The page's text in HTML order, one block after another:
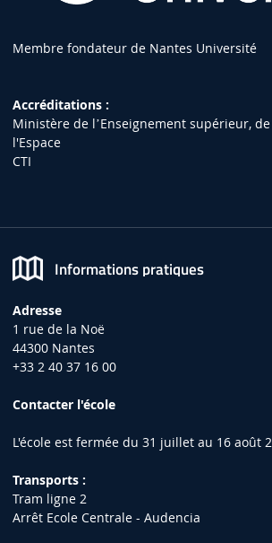
Membre fondateur de Nantes Université
Accréditations :
Ministère de lʼEnseignement supérieur,
l'Espace
CTI
Informations pratiques
Adresse
1 rue de la Noë
44300 Nantes
+33 2 40 37 16 00
Contacter l'école
L'école est fermée du 31 juillet au 16 août
Transports :
Tram ligne 2
Arrêt Ecole Centrale - Audencia